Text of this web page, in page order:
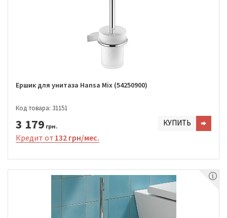
Ершик для унитаза Hansa Mix (54250900)
Код товара: 31151
3 179 грн. КУПИТЬ
Кредит от 132 грн/мес.